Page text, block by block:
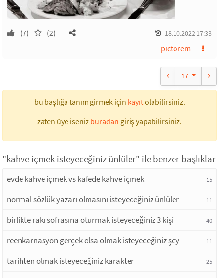
(7) (2) 18.10.2022 17:33
pictorem
17
bu başlığa tanım girmek için kayıtolabilirsiniz.
zaten üye iseniz buradan giriş yapabilirsiniz.
"kahve içmek isteyeceğiniz ünlüler" ile benzer başlıklar
evde kahve içmek vs kafede kahve içmek 15
normal sözlük yazarı olmasını isteyeceğiniz ünlüler 11
birlikte rakı sofrasına oturmak isteyeceğiniz 3 kişi 40
reenkarnasyon gerçek olsa olmak isteyeceğiniz şey 11
tarihten olmak isteyeceğiniz karakter 25